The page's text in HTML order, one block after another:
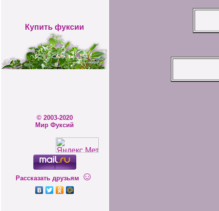
Купить фуксии
© 2003-2020
Мир Фуксий
Рассказать друзьям ☺